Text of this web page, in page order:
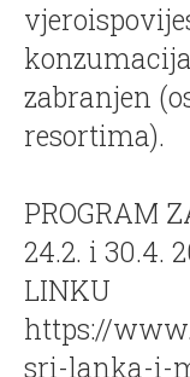
zabranjen
resortima).
PROGRAM
24.2. i 30.4.
LINKU
https://
sri-lanka-i-